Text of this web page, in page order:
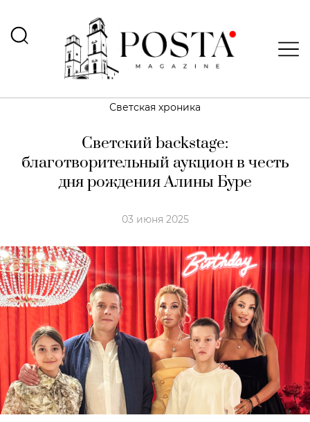
Светская хроника
Светский backstage:
благотворительный аукцион в честь
дня рождения Алины Буре
03 июня 2025